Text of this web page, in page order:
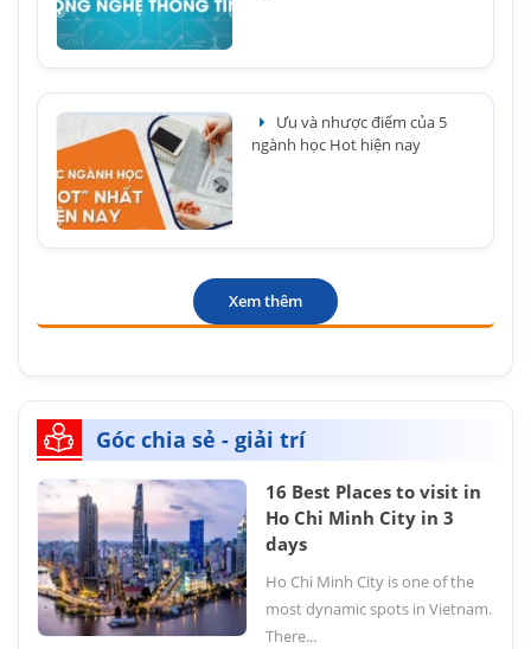
Ưu và nhược điểm của 5
ngành học Hot hiện nay
Xem thêm
Góc chia sẻ - giải trí
16 Best Places to visit in
Ho Chi Minh City in 3
days
Ho Chi Minh City is one of the
most dynamic spots in Vietnam.
There...